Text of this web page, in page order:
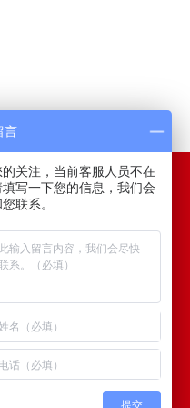
言
关注，当前客服人员不在
写一下您的信息，我们会
联系。
提交